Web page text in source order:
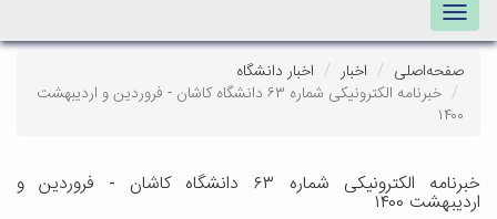
Toggle navigation
صفحه‌اصلی اخبار
اخبار دانشگاه
خبرنامه الکترونیکی شماره ۶۳ دانشگاه کاشان - فروردین و اردیبهشت
۱۴۰۰
خبرنامه الکترونیکی شماره ۶۳ دانشگاه کاشان - فروردین و
اردیبهشت ۱۴۰۰